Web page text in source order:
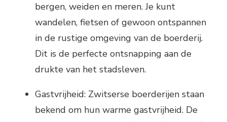
bergen, weiden en meren. Je kunt
wandelen, fietsen of gewoon ontspannen
in de rustige omgeving van de boerderij.
Dit is de perfecte ontsnapping aan de
drukte van het stadsleven.
Gastvrijheid: Zwitserse boerderijen staan
bekend om hun warme gastvrijheid. De